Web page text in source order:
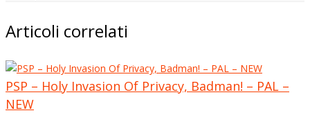
Articoli correlati
PSP – Holy Invasion Of Privacy, Badman! – PAL –
NEW